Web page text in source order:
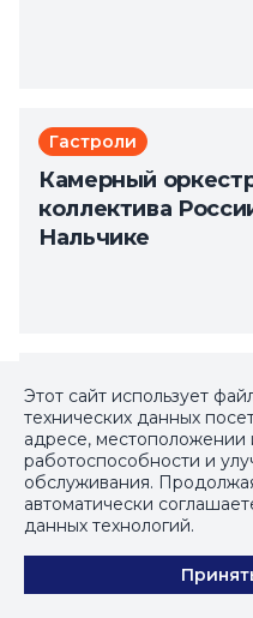
Гастроли
Камерный
коллектива
Нальчике
Выставки
Blumen
Этот сайт использует
технических данных
адресе, местоположении
работоспособности и
обслуживания.
автоматически
данных технологий.